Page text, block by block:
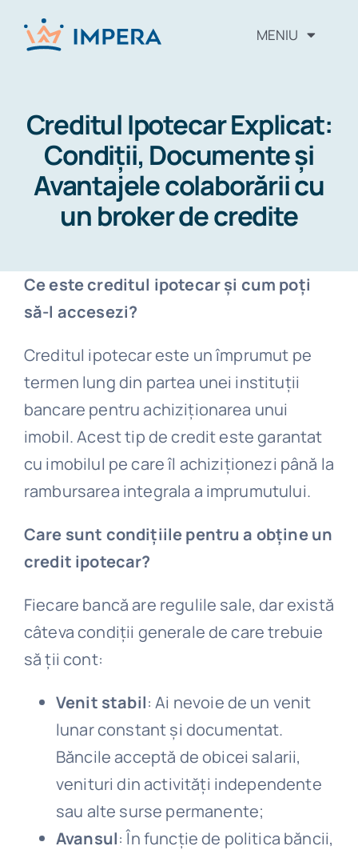
MENIU
Cum procedam
Intrebari frecvente
Despre noi
Creditul Ipotecar Explicat:
Condiții, Documente și
Avantajele colaborării cu
un broker de credite
Ce este creditul ipotecar și cum poți
să-l accesezi?
Creditul ipotecar este un împrumut pe
termen lung din partea unei instituții
bancare pentru achiziționarea unui
imobil. Acest tip de credit este garantat
cu imobilul pe care îl achiziționezi până la
rambursarea integrala a imprumutului.
Care sunt condițiile pentru a obține un
credit ipotecar?
Fiecare bancă are regulile sale, dar există
câteva condiții generale de care trebuie
să ții cont:
Venit stabil: Ai nevoie de un venit
lunar constant și documentat.
Băncile acceptă de obicei salarii,
venituri din activități independente
sau alte surse permanente;
Avansul: În funcție de politica băncii,